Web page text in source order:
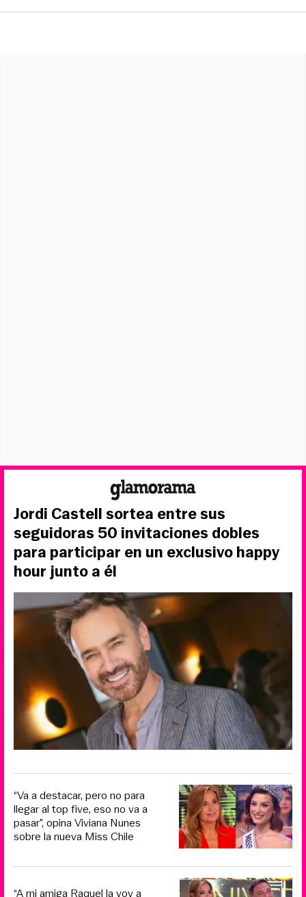
Jordi Castell sortea entre sus
seguidoras 50 invitaciones dobles
para participar en un exclusivo happy
hour junto a él
“Va a destacar, pero no para
llegar al top five, eso no va a
pasar”, opina Viviana Nunes
sobre la nueva Miss Chile
“A mi amiga Raquel la voy a